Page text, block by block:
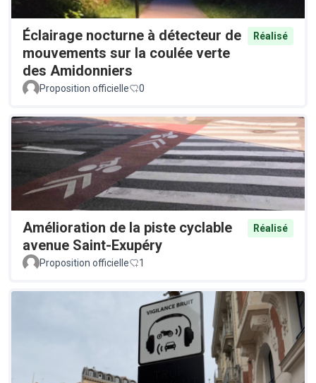
Éclairage nocturne à détecteur de
mouvements sur la coulée verte
des Amidonniers
Réalisé
Proposition officielle 0
Amélioration de la piste cyclable
avenue Saint-Exupéry
Réalisé
Proposition officielle 1